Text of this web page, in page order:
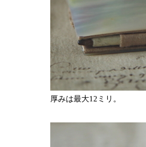
厚みは最大12ミリ。